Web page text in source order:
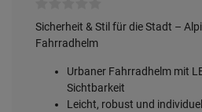
Sicherheit & Stil für die Stadt –
Fahrradhelm
Urbaner Fahrradhelm mit
Sichtbarkeit
Leicht, robust und